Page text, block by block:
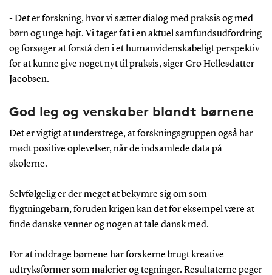
- Det er forskning, hvor vi sætter dialog med praksis og med
børn og unge højt. Vi tager fat i en aktuel samfundsudfordring
og forsøger at forstå den i et humanvidenskabeligt perspektiv
for at kunne give noget nyt til praksis, siger Gro Hellesdatter
Jacobsen.
God leg og venskaber blandt børnene
Det er vigtigt at understrege, at forskningsgruppen også har
mødt positive oplevelser, når de indsamlede data på
skolerne.
Selvfølgelig er der meget at bekymre sig om som
flygtningebarn, foruden krigen kan det for eksempel være at
finde danske venner og nogen at tale dansk med.
For at inddrage børnene har forskerne brugt kreative
udtryksformer som malerier og tegninger. Resultaterne peger